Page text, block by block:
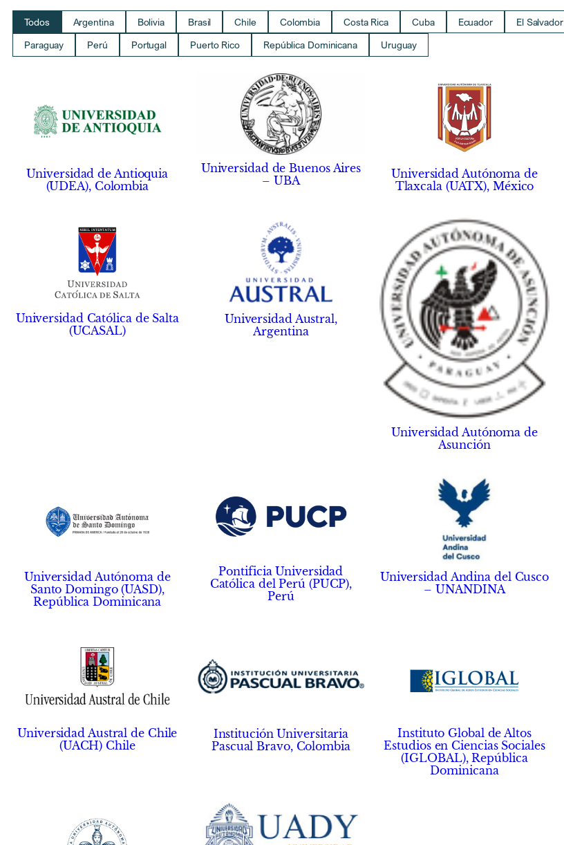
Todos Argentina Bolivia Brasil Chile Colombia Costa Rica Cuba Ecuador El Salvador
Paraguay
Perú Portugal Puerto Rico República Dominicana Uruguay
Universidad de Antioquia
(UDEA), Colombia
Universidad de Buenos Aires
– UBA
Universidad Autónoma de
Tlaxcala (UATX), México
Universidad Católica de Salta
(UCASAL)
Universidad Austral,
Argentina
Universidad Autónoma de
Asunción
Universidad Autónoma de
Santo Domingo (UASD),
República Dominicana
Pontificia Universidad
Católica del Perú (PUCP),
Perú
Universidad Andina del Cusco
– UNANDINA
Universidad Austral de Chile
(UACH) Chile
Institución Universitaria
Pascual Bravo, Colombia
Instituto Global de Altos
Estudios en Ciencias Sociales
(IGLOBAL), República
Dominicana